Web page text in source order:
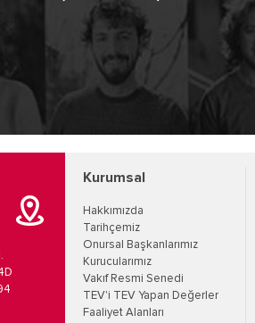
Kurumsal
Hakkımızda
Tarihçemiz
Onursal Başkanlarımız
Kurucularımız
Vakıf Resmi Senedi
TEV'i TEV Yapan Değerler
Faaliyet Alanları